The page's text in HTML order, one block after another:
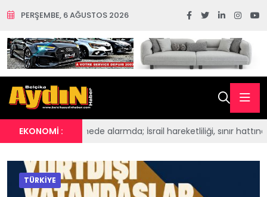
PERŞEMBE, 6 AĞUSTOS 2026
EKONOMİ :
İsrail hareketliliği, sınır hattına askerî yığınak, Şam'da
TÜRKİYE